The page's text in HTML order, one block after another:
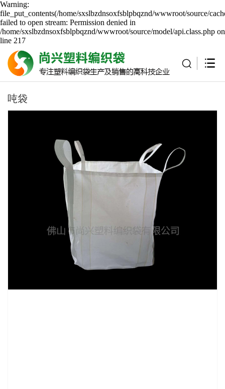
Warning:
file_put_contents(/home/sxslbzdnsoxfsblpbqznd/wwwroot/source/
failed to open stream: Permission denied in
/home/sxslbzdnsoxfsblpbqznd/wwwroot/source/model/api.class.php on
line 217
吨袋